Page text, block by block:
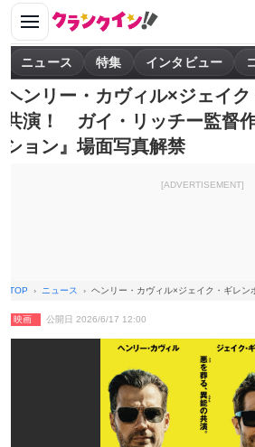
ニュース 特集 インタビュー
ヘンリー・カヴィル×ジェイ
共演！ ガイ・リッチー監督
ション』場面写真解禁
[ADVERTISEMENT]
TOP ニュース ヘンリー・カヴィル×ジェイク・ギレ
映画 公開日 2026/6/17 12:00